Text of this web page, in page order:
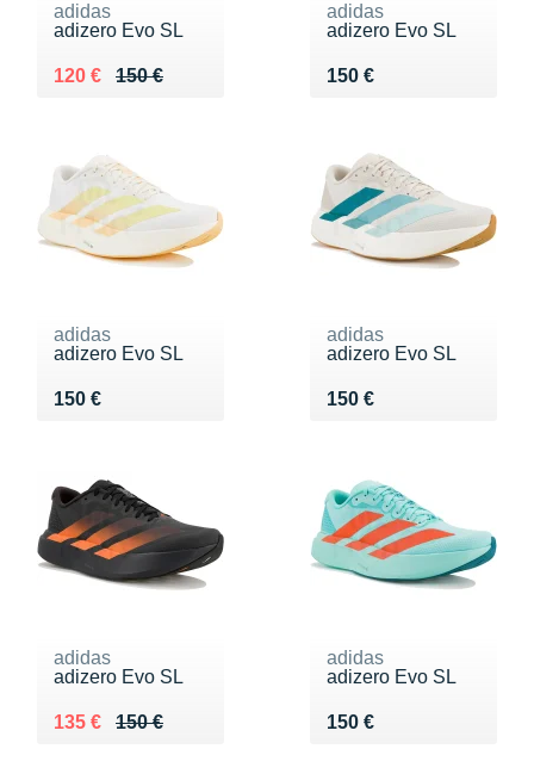
adidas
adizero Evo SL
150 €
Au lieu de 150 €
120 €
Vendu 120 €
adidas
adizero Evo SL
150 €
Vendu 150 €
adidas
adizero Evo SL
150 €
Vendu 150 €
adidas
adizero Evo SL
150 €
Vendu 150 €
adidas
adizero Evo SL
150 €
Au lieu de 150 €
135 €
Vendu 135 €
adidas
adizero Evo SL
150 €
Vendu 150 €